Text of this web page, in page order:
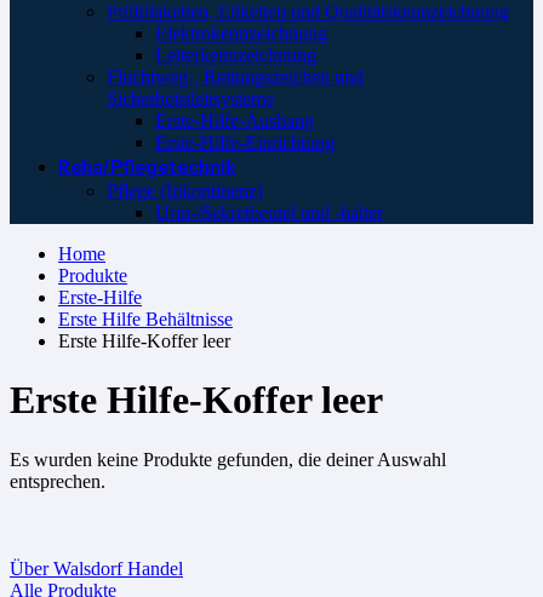
Prüfplaketten, Etiketten und Qualitätskennzeichnung
Elektrokennzeichnung
Leiterkennzeichnung
Fluchtweg-, Rettungszeichen und
Sicherheistleitsysteme
Erste-Hilfe-Aushang
Erste-Hilfe-Einrichtung
Reha/Pflegetechnik
Pflege (Inkontinenz)
Urin-/Sekretbeutel und -halter
Home
Produkte
Erste-Hilfe
Erste Hilfe Behältnisse
Erste Hilfe-Koffer leer
Erste Hilfe-Koffer leer
Es wurden keine Produkte gefunden, die deiner Auswahl
entsprechen.
Über Walsdorf Handel
Alle Produkte